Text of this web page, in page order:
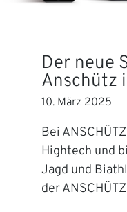
Der neue
Anschütz
10. März 2025
Bei
Hightech und
Jagd und
der